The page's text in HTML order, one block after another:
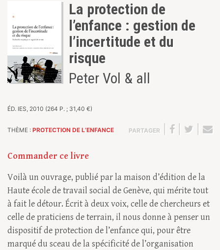
La protection de
l’enfance : gestion de
l’incertitude et du
risque
Peter Vol & all
ÉD. IES, 2010 (264 P. ; 31,40 €)
THÈME : PROTECTION DE L’ENFANCE PARTAGER
Commander ce livre
Voilà un ouvrage, publié par la maison d’édition de la
Haute école de travail social de Genève, qui mérite tout
à fait le détour. Écrit à deux voix, celle de chercheurs et
celle de praticiens de terrain, il nous donne à penser un
dispositif de protection de l’enfance qui, pour être
marqué du sceau de la spécificité de l’organisation